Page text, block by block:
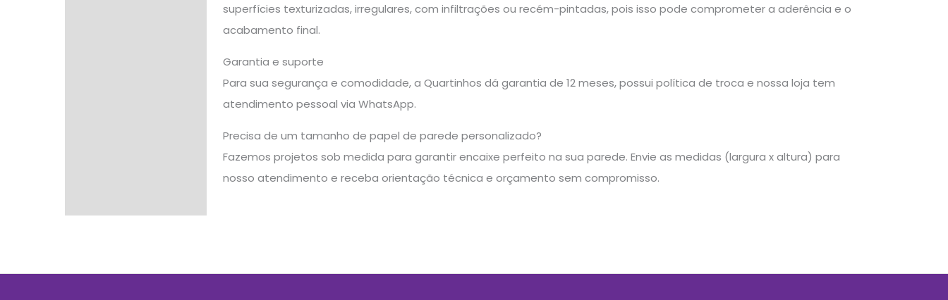
superfícies texturizadas, irregulares, com infiltrações ou recém-pintadas, pois isso pode comprometer a aderência e o
acabamento final.
Garantia e suporte
Para sua segurança e comodidade, a Quartinhos dá garantia de 12 meses, possui política de troca e nossa loja tem
atendimento pessoal via WhatsApp.
Precisa de um tamanho de papel de parede personalizado?
Fazemos projetos sob medida para garantir encaixe perfeito na sua parede. Envie as medidas (largura x altura) para
nosso atendimento e receba orientação técnica e orçamento sem compromisso.